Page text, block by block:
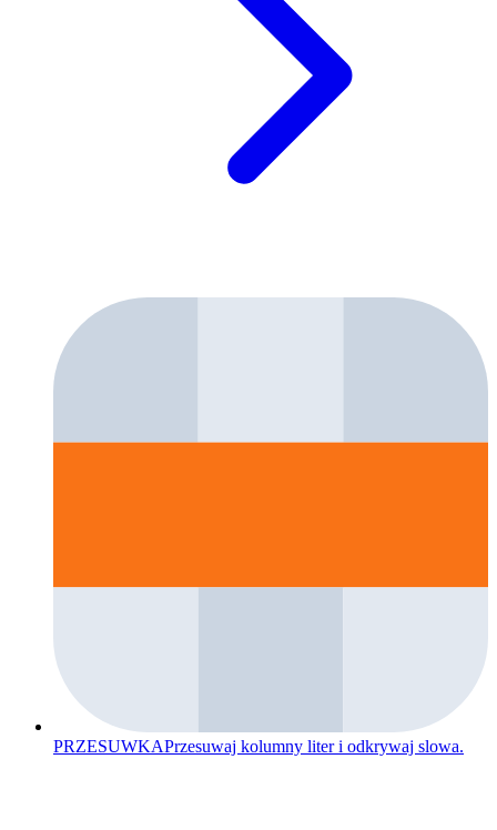
PRZESUWKAPrzesuwaj kolumny liter i odkrywaj slowa.